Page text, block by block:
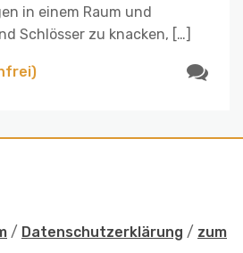
in einem Raum und
Schlösser zu knacken, […]
/ Datenschutzerklärung / zum